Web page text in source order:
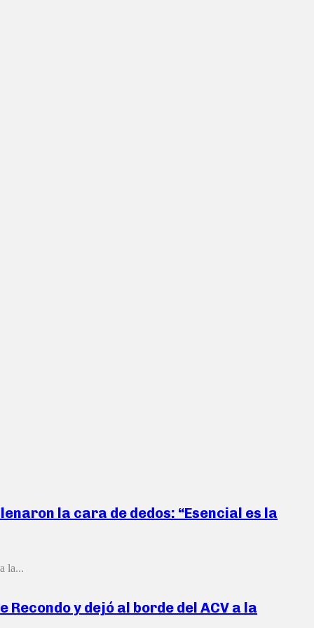
la cara de dedos: “Esencial es la
la...
y dejó al borde del ACV a la